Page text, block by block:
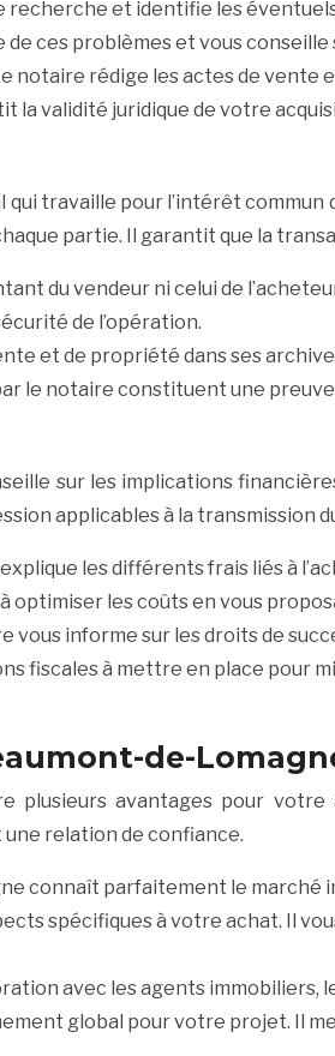
recherche et identifie les
ces problèmes et vous
notaire rédige les actes de vente
la validité juridique de votre
travaille pour l’intérêt commun
partie. Il garantit que la
du vendeur ni celui de
de l’opération.
et de propriété dans ses
le notaire constituent une
sur les implications
applicables à la
les différents frais liés à
optimiser les coûts en vous
vous informe sur les droits de
fiscales à mettre en place pour
de-
plusieurs avantages pour
relation de confiance.
connaît parfaitement le marché
spécifiques à votre achat. Il
avec les agents immobiliers,
global pour votre projet. Il